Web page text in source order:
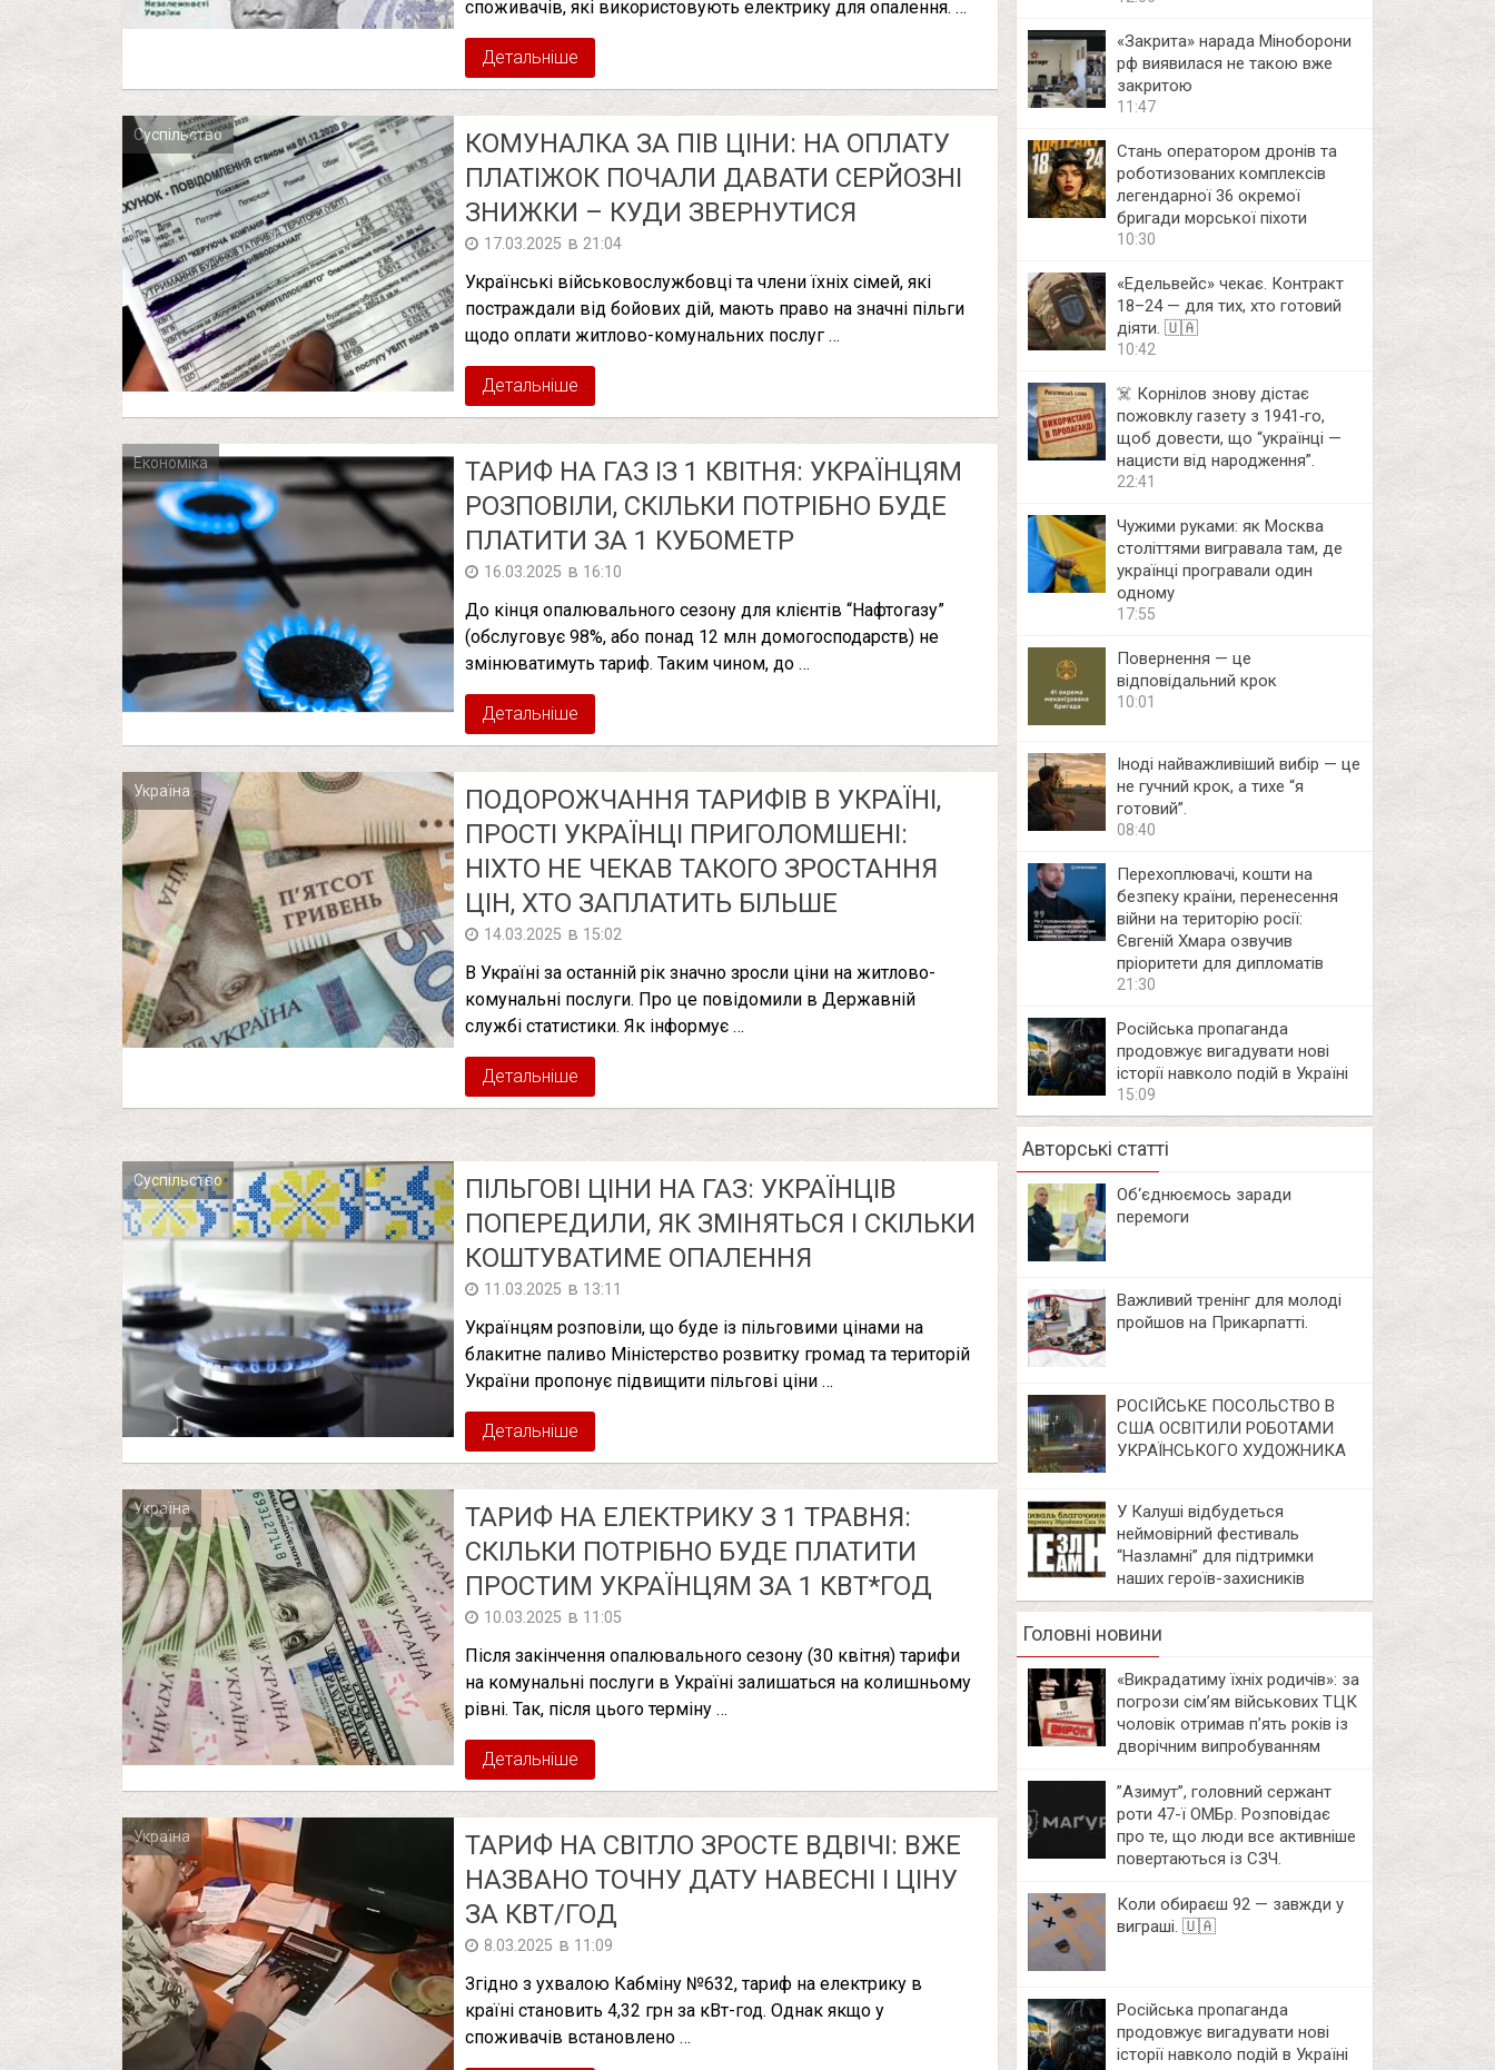
споживачів, які використовують електрику для опалення. …
Детальніше
Суспільство
КОМУНАЛКА ЗА ПІВ ЦІНИ: НА ОПЛАТУ
ПЛАТІЖОК ПОЧАЛИ ДАВАТИ СЕРЙОЗНІ
ЗНИЖКИ – КУДИ ЗВЕРНУТИСЯ
17.03.2025 в 21:04
Українські військовослужбовці та члени їхніх сімей, які
постраждали від бойових дій, мають право на значні пільги
щодо оплати житлово-комунальних послуг …
Детальніше
Економіка
ТАРИФ НА ГАЗ ІЗ 1 КВІТНЯ: УКРАЇНЦЯМ
РОЗПОВІЛИ, СКІЛЬКИ ПОТРІБНО БУДЕ
ПЛАТИТИ ЗА 1 КУБОМЕТР
16.03.2025 в 16:10
До кінця опалювального сезону для клієнтів “Нафтогазу”
(обслуговує 98%, або понад 12 млн домогосподарств) не
змінюватимуть тариф. Таким чином, до …
Детальніше
Україна
ПОДОРОЖЧАННЯ ТАРИФІВ В УКРАЇНІ,
ПРОСТІ УКРАЇНЦІ ПРИГОЛОМШЕНІ:
НІХТО НЕ ЧЕКАВ ТАКОГО ЗРОСТАННЯ
ЦІН, ХТО ЗАПЛАТИТЬ БІЛЬШЕ
14.03.2025 в 15:02
В Україні за останній рік значно зросли ціни на житлово-
комунальні послуги. Про це повідомили в Державній
службі статистики. Як інформує …
Детальніше
Суспільство
ПІЛЬГОВІ ЦІНИ НА ГАЗ: УКРАЇНЦІВ
ПОПЕРЕДИЛИ, ЯК ЗМІНЯТЬСЯ І СКІЛЬКИ
КОШТУВАТИМЕ ОПАЛЕННЯ
11.03.2025 в 13:11
Українцям розповіли, що буде із пільговими цінами на
блакитне паливо Міністерство розвитку громад та територій
України пропонує підвищити пільгові ціни …
Детальніше
Україна
ТАРИФ НА ЕЛЕКТРИКУ З 1 ТРАВНЯ:
СКІЛЬКИ ПОТРІБНО БУДЕ ПЛАТИТИ
ПРОСТИМ УКРАЇНЦЯМ ЗА 1 КВТ*ГОД
10.03.2025 в 11:05
Після закінчення опалювального сезону (30 квітня) тарифи
на комунальні послуги в Україні залишаться на колишньому
рівні. Так, після цього терміну …
Детальніше
Україна
ТАРИФ НА СВІТЛО ЗРОСТЕ ВДВІЧІ: ВЖЕ
НАЗВАНО ТОЧНУ ДАТУ НАВЕСНІ І ЦІНУ
ЗА КВТ/ГОД
8.03.2025 в 11:09
Згідно з ухвалою Кабміну №632, тариф на електрику в
країні становить 4,32 грн за кВт-год. Однак якщо у
споживачів встановлено …
«Закрита» нарада Міноборони
рф виявилася не такою вже
закритою
11:47
Стань оператором дронів та
роботизованих комплексів
легендарної 36 окремої
бригади морської піхоти
10:30
«Едельвейс» чекає. Контракт
18–24 — для тих, хто готовий
діяти. 🇺🇦
10:42
☠️ Корнілов знову дістає
пожовклу газету з 1941‑го,
щоб довести, що “українці —
нацисти від народження”.
22:41
Чужими руками: як Москва
століттями вигравала там, де
українці програвали один
одному
17:55
Повернення — це
відповідальний крок
10:01
Іноді найважливіший вибір — це
не гучний крок, а тихе “я
готовий”.
08:40
Перехоплювачі, кошти на
безпеку країни, перенесення
війни на територію росії:
Євгеній Хмара озвучив
пріоритети для дипломатів
21:30
Російська пропаганда
продовжує вигадувати нові
історії навколо подій в Україні
15:09
Авторські статті
Об‘єднюємось заради
перемоги
Важливий тренінг для молоді
пройшов на Прикарпатті.
РОСІЙСЬКЕ ПОСОЛЬСТВО В
США ОСВІТИЛИ РОБОТАМИ
УКРАЇНСЬКОГО ХУДОЖНИКА
У Калуші відбудеться
неймовірний фестиваль
“Назламні” для підтримки
наших героїв-захисників
Головні новини
«Викрадатиму їхніх родичів»: за
погрози сім’ям військових ТЦК
чоловік отримав п’ять років із
дворічним випробуванням
⁨”Азимут”, головний сержант
роти 47-ї ОМБр. Розповідає
про те, що люди все активніше
повертаються із СЗЧ.
Коли обираєш 92 — завжди у
виграші. 🇺🇦
Російська пропаганда
продовжує вигадувати нові
історії навколо подій в Україні